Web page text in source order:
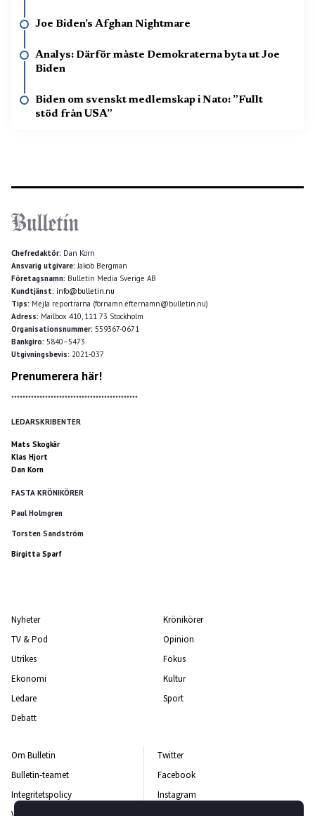
Joe Biden’s Afghan Nightmare
Analys: Därför måste Demokraterna byta ut Joe
Biden
Biden om svenskt medlemskap i Nato: ”Fullt
stöd från USA”
Chefredaktör: Dan Korn
Ansvarig utgivare: Jakob Bergman
Företagsnamn: Bulletin Media Sverige AB
Kundtjänst: info@bulletin.nu
Tips: Mejla reportrarna (förnamn.efternamn@bulletin.nu)
Adress: Mailbox 410, 111 73 Stockholm
Organisationsnummer: 559367-0671
Bankgiro: 5840–5473
Utgivningsbevis: 2021-037
Prenumerera här!
*********************************************
LEDARSKRIBENTER
Mats Skogkär
Klas Hjort
Dan Korn
FASTA KRÖNIKÖRER
Paul Holmgren
Torsten Sandström
Birgitta Sparf
Nyheter
TV & Pod
Utrikes
Ekonomi
Ledare
Debatt
Krönikörer
Opinion
Fokus
Kultur
Sport
Om Bulletin
Bulletin-teamet
Integritetspolicy
Twitter
Facebook
Instagram